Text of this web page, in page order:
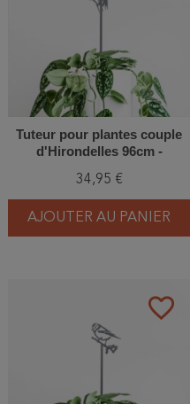
Tuteur pour plantes couple
d'Hirondelles 96cm -
34,95 €
AJOUTER AU PANIER
favorite_border